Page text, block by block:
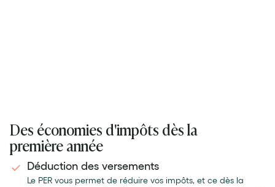
Des économies d'impôts dès la
première année
Déduction des versements
Le PER vous permet de réduire vos impôts, et ce dès la